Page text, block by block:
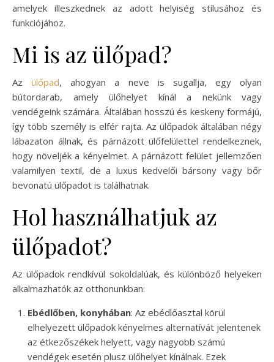
amelyek illeszkednek az adott helyiség stílusához és
funkciójához.
Mi is az ülőpad?
Azülőpad, ahogyan a neve is sugallja, egy olyan
bútordarab, amely ülőhelyet kínál a nekünk vagy
vendégeink számára. Általában hosszú és keskeny formájú,
így több személy is elfér rajta. Az ülőpadok általában négy
lábazaton állnak, és párnázott ülőfelülettel rendelkeznek,
hogy növeljék a kényelmet. A párnázott felület jellemzően
valamilyen textil, de a luxus kedvelői bársony vagy bőr
bevonatú ülőpadot is találhatnak.
Hol használhatjuk az
ülőpadot?
Az ülőpadok rendkívül sokoldalúak, és különböző helyeken
alkalmazhatók az otthonunkban:
Ebédlőben, konyhában: Az ebédlőasztal körül
elhelyezett ülőpadok kényelmes alternatívát jelentenek
az étkezőszékek helyett, vagy nagyobb számú
vendégek esetén plusz ülőhelyet kínálnak. Ezek